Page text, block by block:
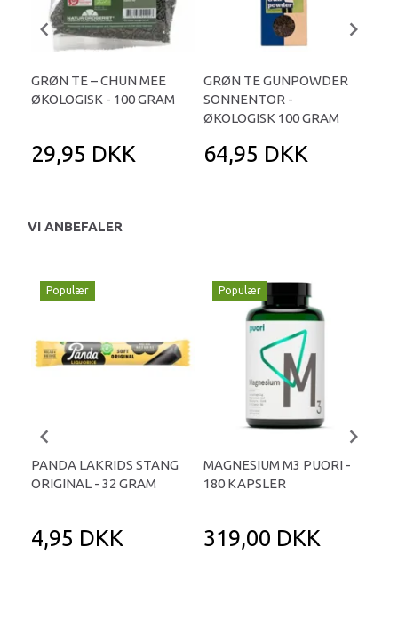
GRØN TE – CHUN MEE
ØKOLOGISK - 100 GRAM
29,95 DKK
GRØN TE GUNPOWDER
SONNENTOR -
ØKOLOGISK 100 GRAM
64,95 DKK
VI ANBEFALER
Populær
PANDA LAKRIDS STANG
ORIGINAL - 32 GRAM
4,95 DKK
Populær
MAGNESIUM M3 PUORI -
180 KAPSLER
319,00 DKK